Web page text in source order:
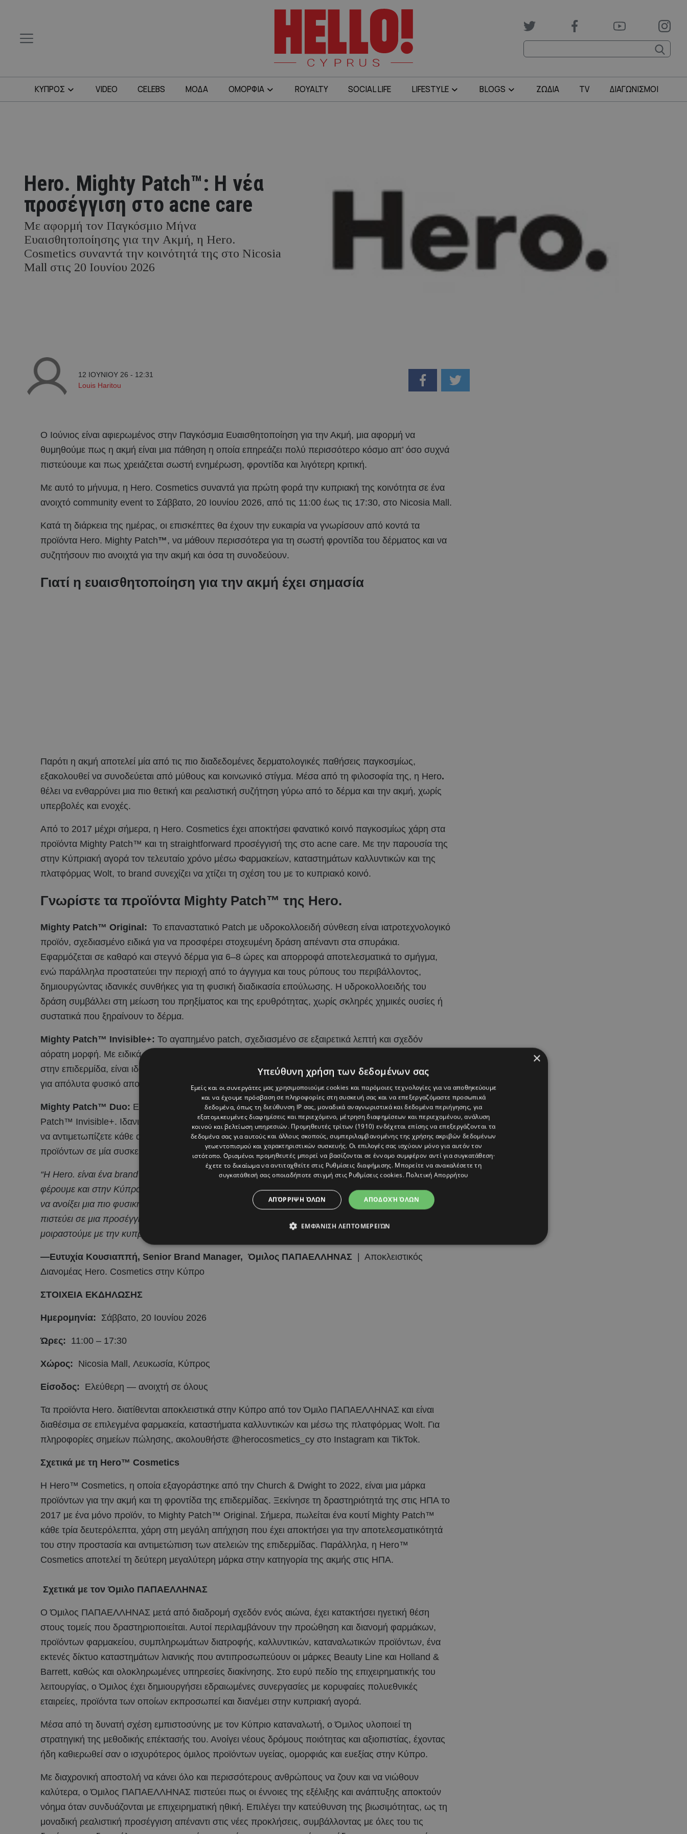
ΚΥΠΡΟΣ VIDEO CELEBS ΜΟΔΑ ΟΜΟΡΦΙΑ ROYALTY SOCIAL LIFE LIFESTYLE BLOGS ΖΩΔΙΑ TV ΔΙΑΓΩΝΙΣΜΟΙ
Hero. Mighty Patch™: Η νέα
προσέγγιση στο acne care
Με αφορμή τον Παγκόσμιο Μήνα
Ευαισθητοποίησης για την Ακμή, η Herο.
Cosmetics συναντά την κοινότητά της στο Nicosia
Mall στις 20 Ιουνίου 2026
12 ΙΟΥΝΙΟΥ 26 - 12:31
Louis Haritou
Ο Ιούνιος είναι αφιερωμένος στην Παγκόσμια Ευαισθητοποίηση για την Ακμή, μια αφορμή να
θυμηθούμε πως η ακμή είναι μια πάθηση η οποία επηρεάζει πολύ περισσότερο κόσμο απ’ όσο συχνά
πιστεύουμε και πως χρειάζεται σωστή ενημέρωση, φροντίδα και λιγότερη κριτική.
Με αυτό το μήνυμα, η Hero. Cosmetics συναντά για πρώτη φορά την κυπριακή της κοινότητα σε ένα
ανοιχτό community event το Σάββατο, 20 Ιουνίου 2026, από τις 11:00 έως τις 17:30, στο Nicosia Mall.
Κατά τη διάρκεια της ημέρας, οι επισκέπτες θα έχουν την ευκαιρία να γνωρίσουν από κοντά τα
προϊόντα Hero. Mighty Patch™, να μάθουν περισσότερα για τη σωστή φροντίδα του δέρματος και να
συζητήσουν πιο ανοιχτά για την ακμή και όσα τη συνοδεύουν.
Γιατί η ευαισθητοποίηση για την ακμή έχει σημασία
Παρότι η ακμή αποτελεί μία από τις πιο διαδεδομένες δερματολογικές παθήσεις παγκοσμίως,
εξακολουθεί να συνοδεύεται από μύθους και κοινωνικό στίγμα. Μέσα από τη φιλοσοφία της, η Hero.
θέλει να ενθαρρύνει μια πιο θετική και ρεαλιστική συζήτηση γύρω από το δέρμα και την ακμή, χωρίς
υπερβολές και ενοχές.
Από το 2017 μέχρι σήμερα, η Hero. Cosmetics έχει αποκτήσει φανατικό κοινό παγκοσμίως χάρη στα
προϊόντα Mighty Patch™ και τη straightforward προσέγγισή της στο acne care. Με την παρουσία της
στην Κύπριακή αγορά τον τελευταίο χρόνο μέσω Φαρμακείων, καταστημάτων καλλυντικών και της
πλατφόρμας Wolt, το brand συνεχίζει να χτίζει τη σχέση του με το κυπριακό κοινό.
Γνωρίστε τα προϊόντα Mighty Patch™ της Hero.
Mighty Patch™ Original: Το επαναστατικό Patch με υδροκολλοειδή σύνθεση είναι ιατροτεχνολογικό
προϊόν, σχεδιασμένο ειδικά για να προσφέρει στοχευμένη δράση απέναντι στα σπυράκια.
Εφαρμόζεται σε καθαρό και στεγνό δέρμα για 6–8 ώρες και απορροφά αποτελεσματικά το σμήγμα,
ενώ παράλληλα προστατεύει την περιοχή από το άγγιγμα και τους ρύπους του περιβάλλοντος,
δημιουργώντας ιδανικές συνθήκες για τη φυσική διαδικασία επούλωσης. Η υδροκολλοειδής του
δράση συμβάλλει στη μείωση του πρηξίματος και της ερυθρότητας, χωρίς σκληρές χημικές ουσίες ή
συστατικά που ξηραίνουν το δέρμα.
Mighty Patch™ Invisible+: Το αγαπημένο patch, σχεδιασμένο σε εξαιρετικά λεπτή και σχεδόν
αόρατη μορφή. Με ειδικά σχεδιασμένες άκρες που εφαρμόζουν άψογα και “σβήνουν” οπτικά πάνω
στην επιδερμίδα, είναι ιδανικό για χρήση κατά τη διάρκεια της ημέρας, ακόμη και κάτω από μακιγιάζ
για απόλυτα φυσικό αποτέλεσμα χωρίς συμβιβασμούς στην αποτελεσματικότητα.
Mighty Patch™ Duo: Eνα πρακτικό πακέτο που συνδυάζει τα Mighty Patch™ Original και Mighty
Patch™ Invisible+. Ιδανικό για χρήση εν κινήσει, το Mighty Patch™ Duo Pack προσφέρει την ευελιξία
να αντιμετωπίζετε κάθε ανεπιθύμητο σπυράκι, χαρίζοντάς σας τα πλεονεκτήματα και των δύο
προϊόντων σε μία συσκευασία.
“Η Hero. είναι ένα brand που μιλά για την ακμή με πιο άμεσο και αληθινό τρόπο και αυτό θέλαμε να
φέρουμε και στην Κύπρο μέσα από αυτή την εκδήλωση. Να γνωρίσει ο κόσμος τα προϊόντα, αλλά και
να ανοίξει μια πιο φυσική συζήτηση γύρω από το δέρμα και την καθημερινή φροντίδα του. Η Hero.
πιστεύει σε μια προσέγγιση που βασίζεται στην επιστήμη και την αυτοαποδοχή — και αυτό θέλουμε να
μοιραστούμε με την κυπριακή κοινότητά μας.”
—Eυτυχία Κουσιαππή, Senior Brand Manager, Όμιλος ΠΑΠΑΕΛΛΗΝΑΣ | Αποκλειστικός
Διανομέας Hero. Cosmetics στην Κύπρο
ΣΤΟΙΧΕΙΑ ΕΚΔΗΛΩΣΗΣ
Ημερομηνία: Σάββατο, 20 Ιουνίου 2026
Ώρες: 11:00 – 17:30
Χώρος: Nicosia Mall, Λευκωσία, Κύπρος
Είσοδος: Ελεύθερη — ανοιχτή σε όλους
Τα προϊόντα Hero. διατίθενται αποκλειστικά στην Κύπρο από τον Όμιλο ΠΑΠΑΕΛΛΗΝΑΣ και είναι
διαθέσιμα σε επιλεγμένα φαρμακεία, καταστήματα καλλυντικών και μέσω της πλατφόρμας Wolt. Για
πληροφορίες σημείων πώλησης, ακολουθήστε @herocosmetics_cy στο Instagram και TikTok.
Σχετικά με τη Hero™ Cosmetics
Η Hero™ Cosmetics, η οποία εξαγοράστηκε από την Church & Dwight το 2022, είναι μια μάρκα
προϊόντων για την ακμή και τη φροντίδα της επιδερμίδας. Ξεκίνησε τη δραστηριότητά της στις ΗΠΑ το
2017 με ένα μόνο προϊόν, το Mighty Patch™ Original. Σήμερα, πωλείται ένα κουτί Mighty Patch™
κάθε τρία δευτερόλεπτα, χάρη στη μεγάλη απήχηση που έχει αποκτήσει για την αποτελεσματικότητά
του στην προστασία και αντιμετώπιση των ατελειών της επιδερμίδας. Παράλληλα, η Hero™
Cosmetics αποτελεί τη δεύτερη μεγαλύτερη μάρκα στην κατηγορία της ακμής στις ΗΠΑ.
Σχετικά με τον Όμιλο ΠΑΠΑΕΛΛΗΝΑΣ
Ο Όμιλος ΠΑΠΑΕΛΛΗΝΑΣ μετά από διαδρομή σχεδόν ενός αιώνα, έχει κατακτήσει ηγετική θέση
στους τομείς που δραστηριοποιείται. Αυτοί περιλαμβάνουν την προώθηση και διανομή φαρμάκων,
προϊόντων φαρμακείου, συμπληρωμάτων διατροφής, καλλυντικών, καταναλωτικών προϊόντων, ένα
εκτενές δίκτυο καταστημάτων λιανικής που αντιπροσωπεύουν οι μάρκες Beauty Line και Holland &
Barrett, καθώς και ολοκληρωμένες υπηρεσίες διακίνησης. Στο ευρύ πεδίο της επιχειρηματικής του
λειτουργίας, ο Όμιλος έχει δημιουργήσει εδραιωμένες συνεργασίες με κορυφαίες πολυεθνικές
εταιρείες, προϊόντα των οποίων εκπροσωπεί και διανέμει στην κυπριακή αγορά.
Μέσα από τη δυνατή σχέση εμπιστοσύνης με τον Κύπριο καταναλωτή, ο Όμιλος υλοποιεί τη
στρατηγική της μεθοδικής επέκτασής του. Ανοίγει νέους δρόμους ποιότητας και αξιοπιστίας, έχοντας
ήδη καθιερωθεί σαν ο ισχυρότερος όμιλος προϊόντων υγείας, ομορφιάς και ευεξίας στην Κύπρο.
Με διαχρονική αποστολή να κάνει όλο και περισσότερους ανθρώπους να ζουν και να νιώθουν
καλύτερα, ο Όμιλος ΠΑΠΑΕΛΛΗΝΑΣ πιστεύει πως οι έννοιες της εξέλιξης και ανάπτυξης αποκτούν
νόημα όταν συνδυάζονται με επιχειρηματική ηθική. Επιλέγει την κατεύθυνση της βιωσιμότητας, ως τη
μοναδική ρεαλιστική προσέγγιση απέναντι στις νέες προκλήσεις, συμβάλλοντας με όλες του τις
×
Υπεύθυνη χρήση των δεδομένων σας
Εμείς και οι συνεργάτες μας χρησιμοποιούμε cookies και παρόμοιες τεχνολογίες για να αποθηκεύουμε
και να έχουμε πρόσβαση σε πληροφορίες στη συσκευή σας και να επεξεργαζόμαστε προσωπικά
δεδομένα, όπως τη διεύθυνση IP σας, μοναδικά αναγνωριστικά και δεδομένα περιήγησης, για
εξατομικευμένες διαφημίσεις και περιεχόμενο, μέτρηση διαφημίσεων και περιεχομένου, ανάλυση
κοινού και βελτίωση υπηρεσιών. Προμηθευτές τρίτων (1910) ενδέχεται επίσης να επεξεργάζονται τα
δεδομένα σας για αυτούς και άλλους σκοπούς, συμπεριλαμβανομένης της χρήσης ακριβών δεδομένων
γεωεντοπισμού και χαρακτηριστικών συσκευής. Οι επιλογές σας ισχύουν μόνο για αυτόν τον
ιστότοπο. Ορισμένοι προμηθευτές μπορεί να βασίζονται σε έννομο συμφέρον αντί για συγκατάθεση·
έχετε το δικαίωμα να αντιταχθείτε στις Ρυθμίσεις διαφήμισης. Μπορείτε να ανακαλέσετε τη
συγκατάθεσή σας οποιαδήποτε στιγμή στις Ρυθμίσεις cookies. Πολιτική Απορρήτου
ΑΠΟΔΟΧΉ ΌΛΩΝ
ΑΠΌΡΡΙΨΗ ΌΛΩΝ
ΕΜΦΆΝΙΣΗ ΛΕΠΤΟΜΕΡΕΙΏΝ